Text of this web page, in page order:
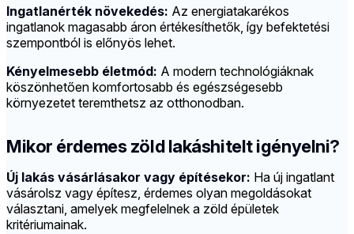
Ingatlanérték növekedés: Az energiatakarékos
ingatlanok magasabb áron értékesíthetők, így befektetési
szempontból is előnyös lehet.
Kényelmesebb életmód: A modern technológiáknak
köszönhetően komfortosabb és egészségesebb
környezetet teremthetsz az otthonodban.
Mikor érdemes zöld lakáshitelt igényelni?
Új lakás vásárlásakor vagy építésekor: Ha új ingatlant
vásárolsz vagy építesz, érdemes olyan megoldásokat
választani, amelyek megfelelnek a zöld épületek
kritériumainak.